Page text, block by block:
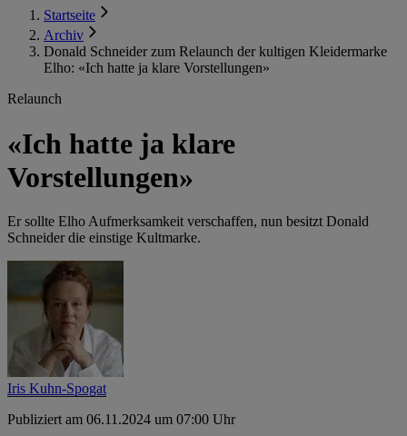
Startseite
Archiv
Donald Schneider zum Relaunch der kultigen Kleidermarke
Elho: «Ich hatte ja klare Vorstellungen»
Relaunch
«Ich hatte ja klare
Vorstellungen»
Er sollte Elho Aufmerksamkeit verschaffen, nun besitzt Donald
Schneider die einstige Kultmarke.
Iris Kuhn-Spogat
Publiziert am 06.11.2024 um 07:00 Uhr